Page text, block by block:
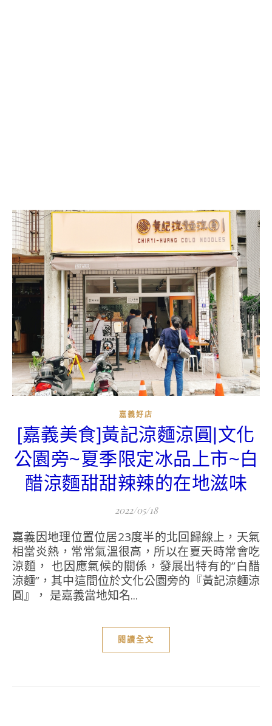
嘉義好店
[嘉義美食]黃記涼麵涼圓|文化
公園旁~夏季限定冰品上市~白
醋涼麵甜甜辣辣的在地滋味
2022/05/18
嘉義因地理位置位居23度半的北回歸線上，天氣
相當炎熱，常常氣溫很高，所以在夏天時常會吃
涼麵， 也因應氣候的關係，發展出特有的”白醋
涼麵”，其中這間位於文化公園旁的『黃記涼麵涼
圓』， 是嘉義當地知名...
閱讀全文